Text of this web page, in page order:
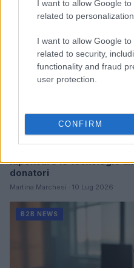
I want to allow Google
related to personalization.
I want to allow Google
related to security,
functionality and fraud
user protection.
CONFIRM
Ripensare le tecnologie
donatori
Martina Marchesi · 10 Lug 2026
B2B NEWS